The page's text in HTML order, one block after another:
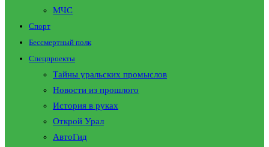
МЧС
Спорт
Бессмертный полк
Спецпроекты
Тайны уральских промыслов
Новости из прошлого
История в руках
Открой Урал
АвтоГид